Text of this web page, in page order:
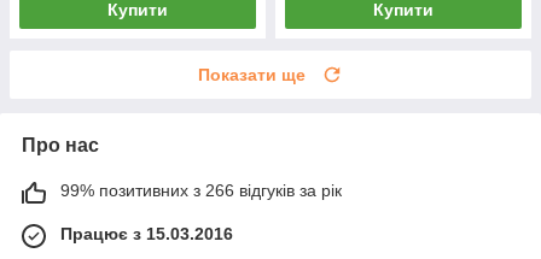
Купити Купити
Показати ще
Про нас
99% позитивних з 266 відгуків за рік
Працює з 15.03.2016